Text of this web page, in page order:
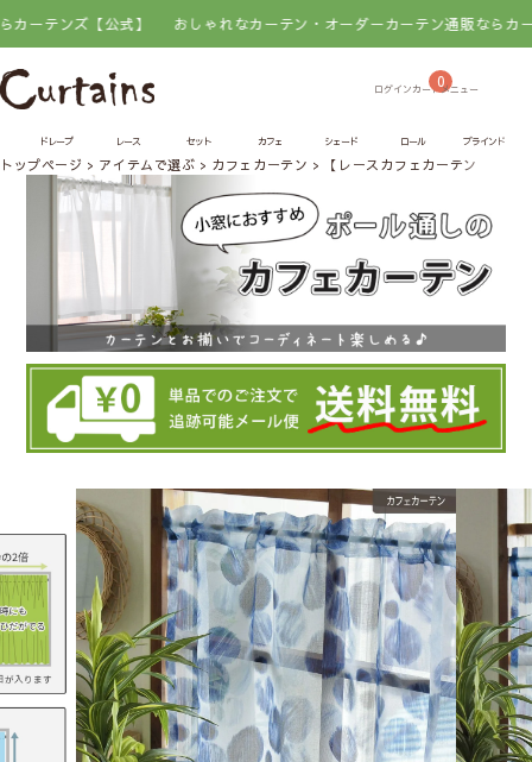
ンズ【公式】 おしゃれなカーテン・オーダーカーテン通販ならカーテン
0
ドレープ レース セット カフェ シェード ロール ブラインド
トップページ アイテムで選ぶ カフェカーテン 【レースカフェカーテン】マリ